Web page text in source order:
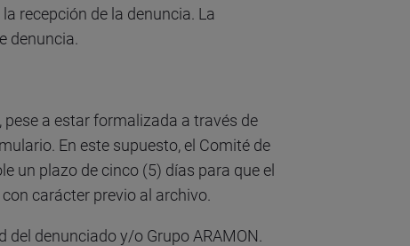
recepción de la denuncia. La
denuncia.
a estar formalizada a través de
En este supuesto, el Comité de
un plazo de cinco (5) días para que el
carácter previo al archivo.
denunciado y/o Grupo ARAMON.